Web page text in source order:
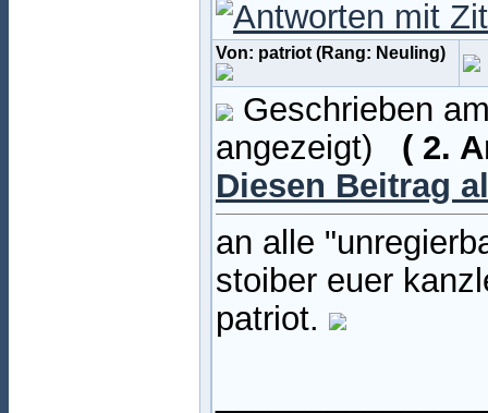
Von: patriot (Rang: Neuling)
Geschrieben
angezeigt) ( 2.
Diesen Beitrag
an alle
stoiber euer
patriot.